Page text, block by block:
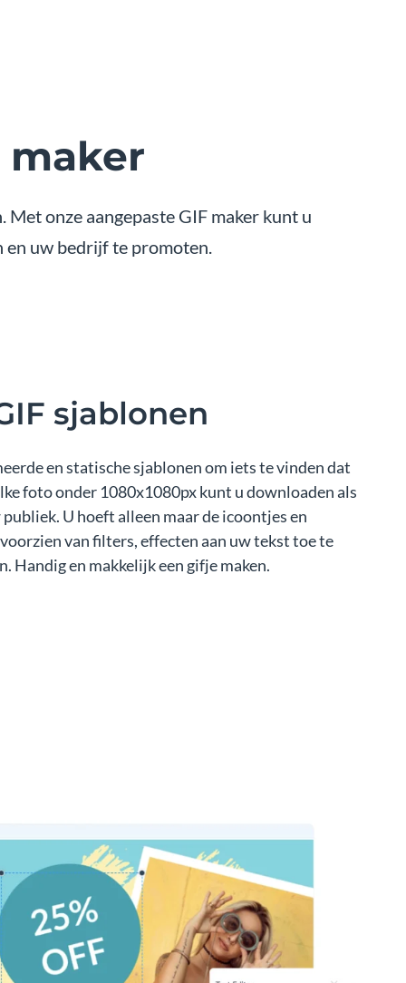
maker
onze aangepaste GIF maker kunt u
en uw bedrijf te promoten.
sjablonen
en statische sjablonen om iets te vinden dat
foto onder 1080x1080px kunt u downloaden als
U hoeft alleen maar de icoontjes en
van filters, effecten aan uw tekst toe te
Handig en makkelijk een gifje maken.